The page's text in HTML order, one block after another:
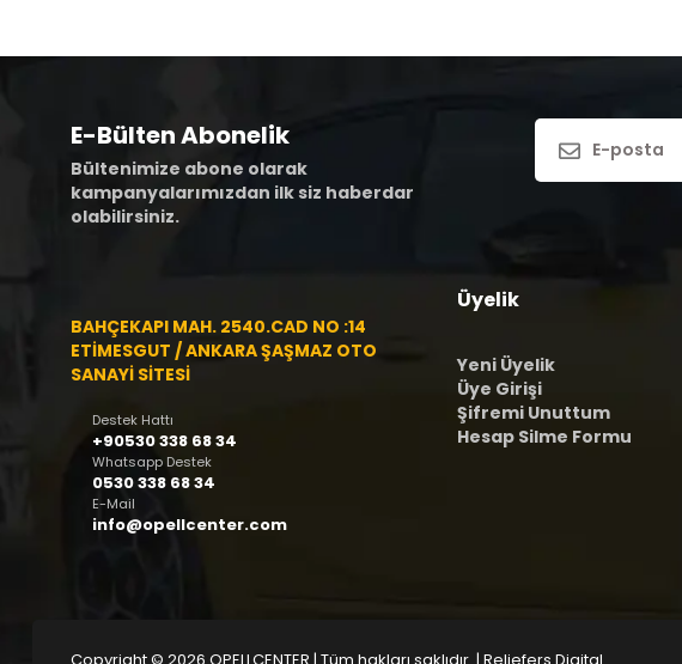
E-Bülten Abonelik
Bültenimize abone olarak
kampanyalarımızdan ilk siz haberdar
olabilirsiniz.
BAHÇEKAPI MAH. 2540.CAD NO :14
ETİMESGUT / ANKARA ŞAŞMAZ OTO
SANAYİ SİTESİ
Destek Hattı
+90530 338 68 34
Whatsapp Destek
0530 338 68 34
E-Mail
info@opellcenter.com
Üyelik
Yeni Üyelik
Üye Girişi
Şifremi Unuttum
Hesap Silme Formu